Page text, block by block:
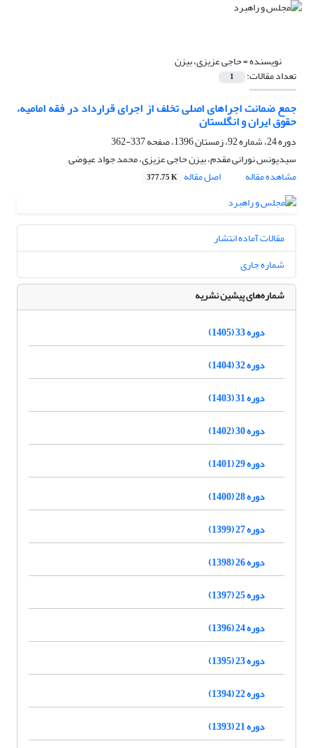
نویسنده =حاجی عزیزی، بیزن
تعداد مقالات: 1
جمع ضمانت اجراهای اصلی تخلف از اجرای قرارداد در فقه امامیه،
حقوق ایران و انگلستان
دوره 24، شماره 92، زمستان 1396، صفحه
337-362
سیدیونس نورانی مقدم، بیزن حاجی عزیزی، محمد جواد عیوضی
مشاهده مقاله
اصل مقاله 377.75 K
مقالات آماده انتشار
شماره جاری
شماره‌های پیشین نشریه
دوره 33 (1405)
دوره 32 (1404)
دوره 31 (1403)
دوره 30 (1402)
دوره 29 (1401)
دوره 28 (1400)
دوره 27 (1399)
دوره 26 (1398)
دوره 25 (1397)
دوره 24 (1396)
دوره 23 (1395)
دوره 22 (1394)
دوره 21 (1393)